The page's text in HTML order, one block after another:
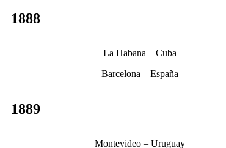
1888
La Habana – Cuba
Barcelona – España
1889
Montevideo – Uruguay